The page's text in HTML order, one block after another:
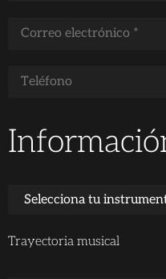
Trayectoria musical